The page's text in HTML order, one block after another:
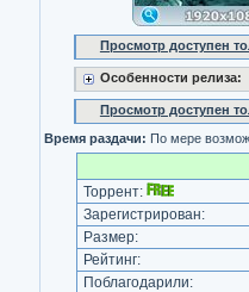
Просмотр доступен
Особенности релиза:
Просмотр доступен
Время раздачи: По мере
Торрент:
Зарегистрирован:
Размер:
Рейтинг:
Поблагодарили: